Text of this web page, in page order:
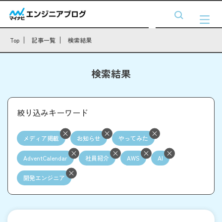
Top 記事一覧 検索結果
検索結果
絞り込みキーワード
メディア掲載 お知らせ やってみた
AdventCalendar 社員紹介 AWS AI
開発エンジニア